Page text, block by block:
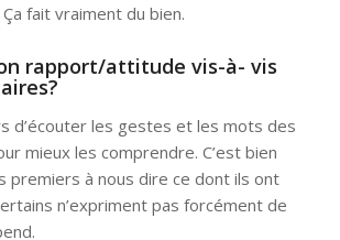
fait vraiment du bien.
rapport/attitude vis-à- vis
d’écouter les gestes et les mots des
mieux les comprendre. C’est bien
premiers à nous dire ce dont ils ont
n’expriment pas forcément de